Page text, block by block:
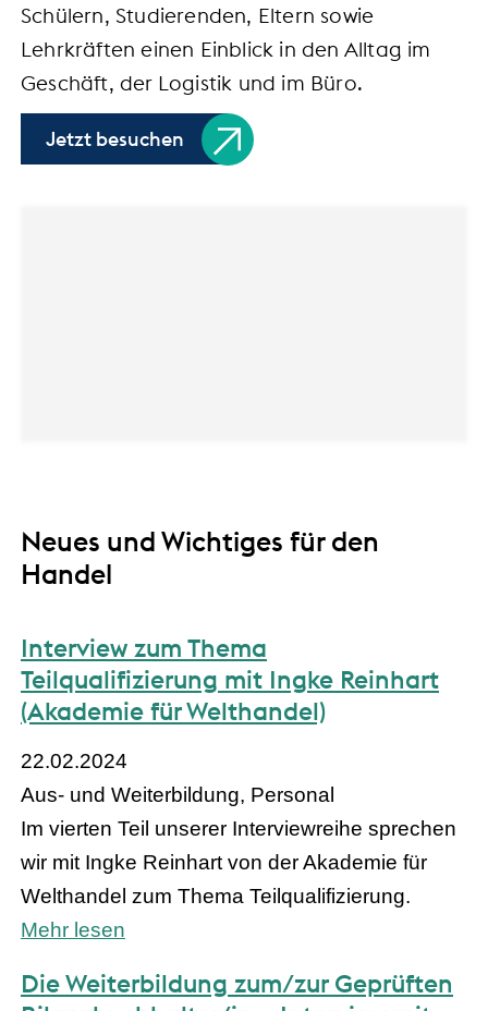
Schülern, Studierenden, Eltern sowie
Lehrkräften einen Einblick in den Alltag im
Geschäft, der Logistik und im Büro.
Jetzt besuchen
Neues und Wichtiges für den
Handel
Interview zum Thema
Teilqualifizierung mit Ingke Reinhart
(Akademie für Welthandel)
22.02.2024
Aus- und Weiterbildung, Personal
Im vierten Teil unserer Interviewreihe sprechen
wir mit Ingke Reinhart von der Akademie für
Welthandel zum Thema Teilqualifizierung.
Mehr lesen
Die Weiterbildung zum/zur Geprüften